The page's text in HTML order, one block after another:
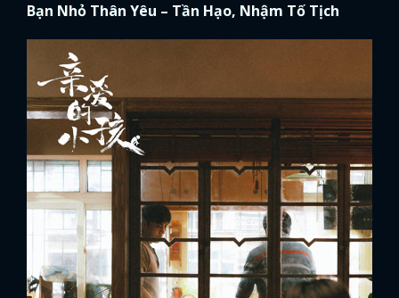
Bạn Nhỏ Thân Yêu – Tần Hạo, Nhậm Tố Tịch